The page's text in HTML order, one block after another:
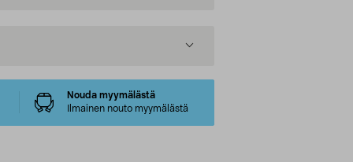
Nouda myymälästä
Ilmainen nouto myymälästä